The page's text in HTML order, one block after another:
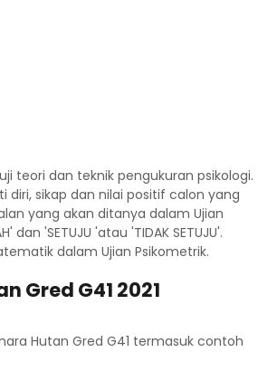
teori dan teknik pengukuran psikologi.
diri, sikap dan nilai positif calon yang
yang akan ditanya dalam Ujian
'SETUJU 'atau 'TIDAK SETUJU'.
dalam Ujian Psikometrik.
Gred G41 2021
Hutan Gred G41 termasuk contoh